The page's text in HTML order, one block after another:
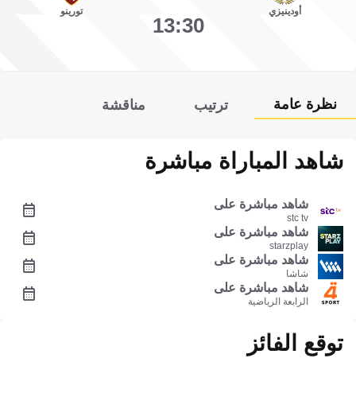
أودينيزي
13:30
تورينو
نظرة عامة ترتيب مناقشة
شاهد المباراة مباشرة
شاهد مباشرة على
stc tv
شاهد مباشرة على
starzplay
شاهد مباشرة على
شاشا
شاهد مباشرة على
الرابعة الرياضية
توقع الفائز